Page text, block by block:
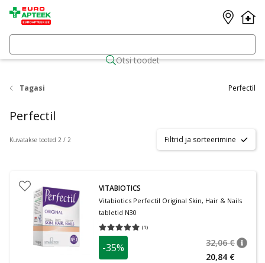
Otsi toodet
Tagasi Perfectil
Perfectil
Kuvatakse tooted 2 / 2 Filtrid ja sorteerimine
VITABIOTICS
Vitabiotics Perfectil Original Skin, Hair & Nails
tabletid N30
(1)
Keskmine hinnang 5.00
-35% 32,06 €
20,84 €